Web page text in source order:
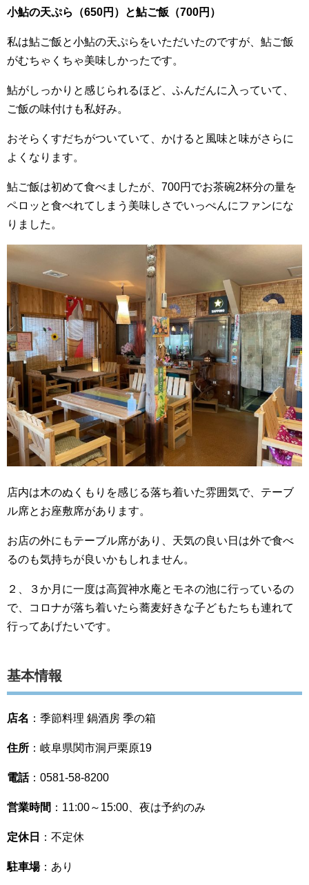
小鮎の天ぷら（650円）と鮎ご飯（700円）
私は鮎ご飯と小鮎の天ぷらをいただいたのですが、鮎ご飯
がむちゃくちゃ美味しかったです。
鮎がしっかりと感じられるほど、ふんだんに入っていて、
ご飯の味付けも私好み。
おそらくすだちがついていて、かけると風味と味がさらに
よくなります。
鮎ご飯は初めて食べましたが、700円でお茶碗2杯分の量を
ペロッと食べれてしまう美味しさでいっぺんにファンにな
りました。
店内は木のぬくもりを感じる落ち着いた雰囲気で、テーブ
ル席とお座敷席があります。
お店の外にもテーブル席があり、天気の良い日は外で食べ
るのも気持ちが良いかもしれません。
２、３か月に一度は高賀神水庵とモネの池に行っているの
で、コロナが落ち着いたら蕎麦好きな子どもたちも連れて
行ってあげたいです。
基本情報
店名 ：季節料理 鍋酒房 季の箱
住所 ：岐阜県関市洞戸栗原19
電話：0581-58-8200
営業時間 ：11:00～15:00、夜は予約のみ
定休日 ：不定休
駐車場：あり